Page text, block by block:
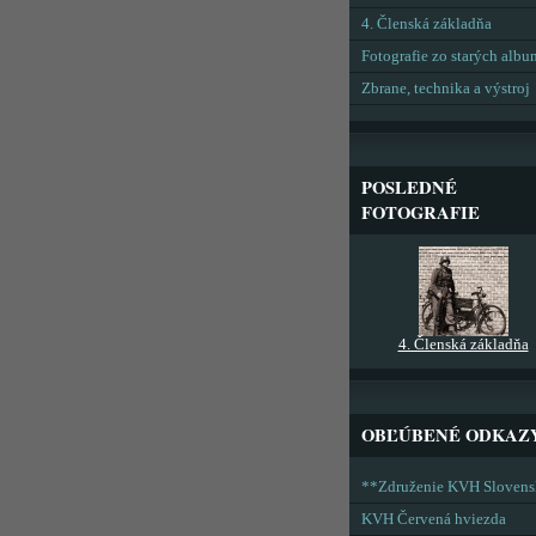
4. Členská základňa
Fotografie zo starých
Zbrane, technika a výstroj
POSLEDNÉ
FOTOGRAFIE
4. Členská základňa
OBĽÚBENÉ
**Združenie KVH
KVH Červená hviezda